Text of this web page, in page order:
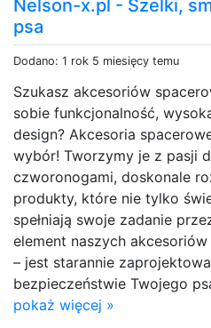
Nelson-x.pl - Szelki,
psa
Dodano: 1 rok 5 miesięcy temu
Szukasz akcesoriów
sobie funkcjonalność,
design? Akcesoria
wybór! Tworzymy je z pasji
czworonogami, doskonale
produkty, które nie tylko
spełniają swoje zadanie
element naszych
– jest starannie
bezpieczeństwie Twojego
pokaż więcej »